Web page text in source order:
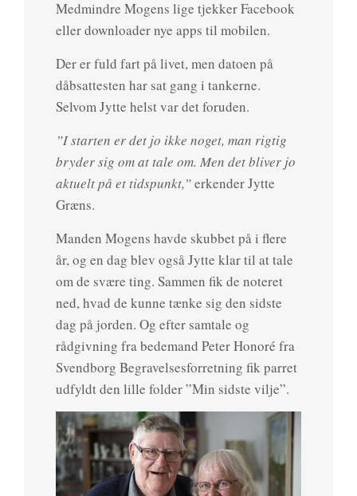
Medmindre Mogens lige tjekker Facebook
eller downloader nye apps til mobilen.
Der er fuld fart på livet, men datoen på
dåbsattesten har sat gang i tankerne.
Selvom Jytte helst var det foruden.
”I starten er det jo ikke noget, man rigtig
bryder sig om at tale om. Men det bliver jo
aktuelt på et tidspunkt,”erkender Jytte
Græns.
Manden Mogens havde skubbet på i flere
år, og en dag blev også Jytte klar til at tale
om de svære ting. Sammen fik de noteret
ned, hvad de kunne tænke sig den sidste
dag på jorden. Og efter samtale og
rådgivning fra bedemand Peter Honoré fra
Svendborg Begravelsesforretning fik parret
udfyldt den lille folder ”Min sidste vilje”.